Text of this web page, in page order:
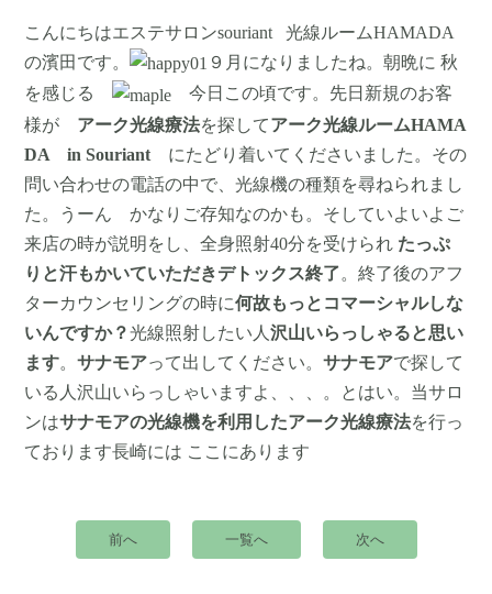
こんにちはエステサロンsouriant 光線ルームHAMADA
の濱田です。
９月になりましたね。朝晩に 秋
を感じる
今日この頃です。先日新規のお客
様が アーク光線療法を探してアーク光線ルームHAMA
DA in Souriant にたどり着いてくださいました。その
問い合わせの電話の中で、光線機の種類を尋ねられまし
た。うーん かなりご存知なのかも。そしていよいよご
来店の時が説明をし、全身照射40分を受けられ たっぷ
りと汗もかいていただきデトックス終了。終了後のアフ
ターカウンセリングの時に何故もっとコマーシャルしな
いんですか？光線照射したい人沢山いらっしゃると思い
ます。サナモアって出してください。サナモアで探して
いる人沢山いらっしゃいますよ、、、。とはい。当サロ
ンはサナモアの光線機を利用したアーク光線療法を行っ
ております長崎には ここにあります
前へ 一覧へ 次へ